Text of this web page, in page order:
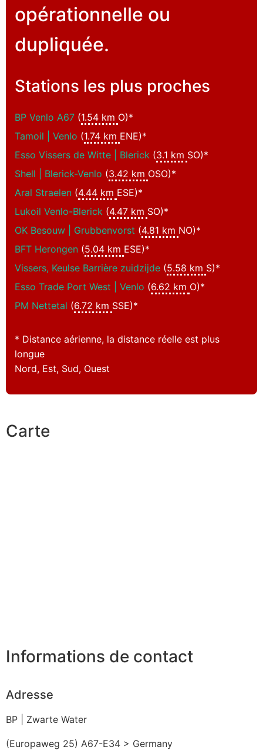
opérationnelle ou
dupliquée.
Stations les plus proches
BP Venlo A67 (1.54 km O)*
Tamoil | Venlo (1.74 km ENE)*
Esso Vissers de Witte | Blerick (3.1 km SO)*
Shell | Blerick-Venlo (3.42 km OSO)*
Aral Straelen (4.44 km ESE)*
Lukoil Venlo-Blerick (4.47 km SO)*
OK Besouw | Grubbenvorst (4.81 km NO)*
BFT Herongen (5.04 km ESE)*
Vissers, Keulse Barrière zuidzijde (5.58 km S)*
Esso Trade Port West | Venlo (6.62 km O)*
PM Nettetal (6.72 km SSE)*
* Distance aérienne, la distance réelle est plus
longue
Nord, Est, Sud, Ouest
Carte
Informations de contact
Adresse
BP | Zwarte Water
(Europaweg 25) A67-E34 > Germany